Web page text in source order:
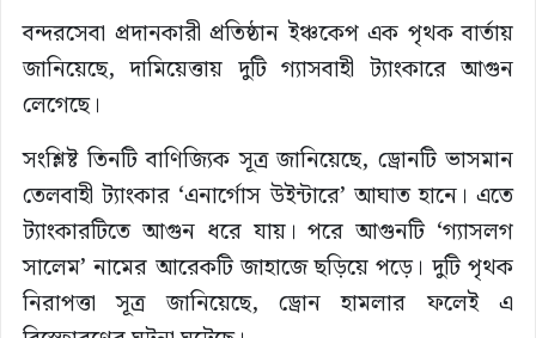
বন্দরসেবা প্রদানকারী প্রতিষ্ঠান ইঞ্চকেপ এক পৃথক বার্তায়
জানিয়েছে, দামিয়েত্তায় দুটি গ্যাসবাহী ট্যাংকারে আগুন
লেগেছে।
সংশ্লিষ্ট তিনটি বাণিজ্যিক সূত্র জানিয়েছে, ড্রোনটি ভাসমান
তেলবাহী ট্যাংকার ‘এনার্গোস উইন্টারে’ আঘাত হানে। এতে
ট্যাংকারটিতে আগুন ধরে যায়। পরে আগুনটি ‘গ্যাসলগ
সালেম’ নামের আরেকটি জাহাজে ছড়িয়ে পড়ে। দুটি পৃথক
নিরাপত্তা সূত্র জানিয়েছে, ড্রোন হামলার ফলেই এ